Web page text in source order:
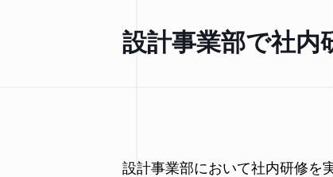
設計事業部で社
設計事業部において社内研修を